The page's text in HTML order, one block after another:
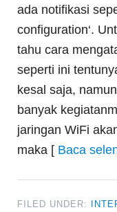
ada notifikasi
configuration‘.
tahu cara
seperti ini
kesal saja,
banyak
jaringan WiFi
maka [ Baca
FILED UNDER: